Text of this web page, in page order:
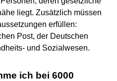
liegt. Zusätzlich müssen
erfüllen:
Post, der Deutschen
und Sozialwesen.
ich bei 6000